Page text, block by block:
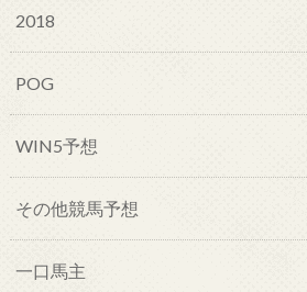
2018
POG
WIN5予想
その他競馬予想
一口馬主